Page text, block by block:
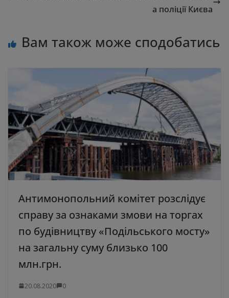
а поліції Києва
Вам також може сподобатись
Антимонопольний комітет розслідує
справу за ознаками змови на торгах
по будівництву «Подільського мосту»
на загальну суму близько 100
млн.грн.
20.08.2020 0